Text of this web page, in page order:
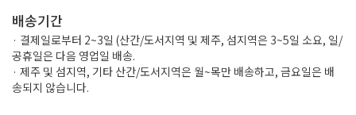
배송기간
· 결제일로부터 2~3일 (산간/도서지역 및 제주, 섬지역은 3~5일 소요, 일/
공휴일은 다음 영업일 배송.
· 제주 및 섬지역, 기타 산간/도서지역은 월~목만 배송하고, 금요일은 배
송되지 않습니다.